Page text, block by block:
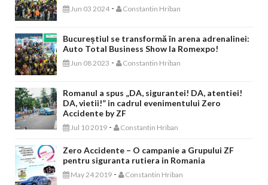
Jun 03 2024 - Constantin Hriban
Bucureștiul se transformă în arena adrenalinei:
Auto Total Business Show la Romexpo!
Jun 08 2023 - Constantin Hriban
Romanul a spus „DA, sigurantei! DA, atentiei!
DA, vietii!” in cadrul evenimentului Zero
Accidente by ZF
Jul 10 2019 - Constantin Hriban
Zero Accidente – O campanie a Grupului ZF
pentru siguranta rutiera in Romania
May 24 2019 - Constantin Hriban